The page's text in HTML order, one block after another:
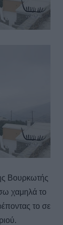
Βουρκωτής
χαμηλά το
το σε